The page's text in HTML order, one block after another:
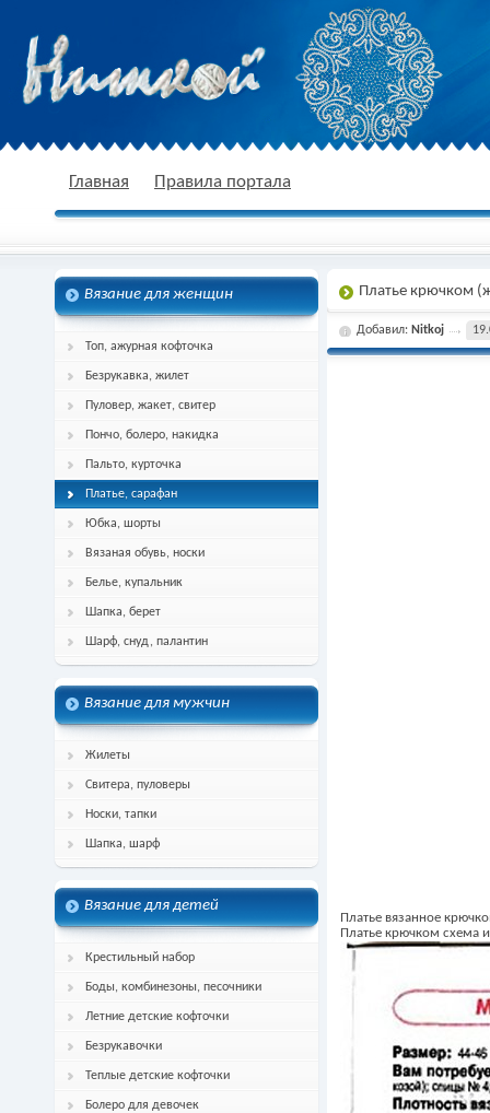
спицами, схема и описание
Главная Правила портала
Вязание для женщин
Топ, ажурная кофточка
Безрукавка, жилет
Пуловер, жакет, свитер
Пончо, болеро, накидка
Пальто, курточка
Платье, сарафан
Юбка, шорты
Вязаная обувь, носки
Белье, купальник
Шапка, берет
Шарф, снуд, палантин
Вязание для мужчин
Жилеты
Свитера, пуловеры
Носки, тапки
Шапка, шарф
Вязание для детей
Крестильный набор
Боды, комбинезоны, песочники
Летние детские кофточки
Безрукавочки
Теплые детские кофточки
Болеро для девочек
Платье крючком
Добавил: Nitkoj
Платье вязанное
Платье крючком схема